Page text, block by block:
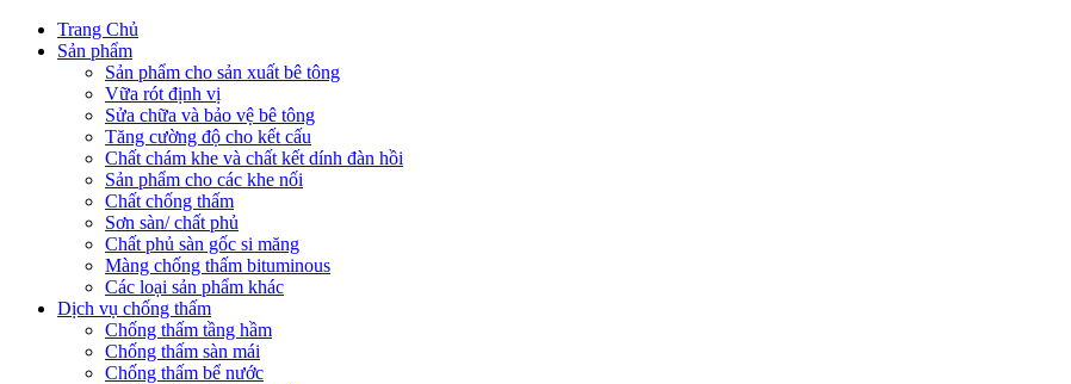
Trang Chủ
Sản phẩm
Sản phẩm cho sản xuất bê tông
Vữa rót định vị
Sửa chữa và bảo vệ bê tông
Tăng cường độ cho kết cấu
Chất chám khe và chất kết dính đàn hồi
Sản phẩm cho các khe nối
Chất chống thấm
Sơn sàn/ chất phủ
Chất phủ sàn gốc si măng
Màng chống thấm bituminous
Các loại sản phẩm khác
Dịch vụ chống thấm
Chống thấm tầng hầm
Chống thấm sàn mái
Chống thấm bể nước